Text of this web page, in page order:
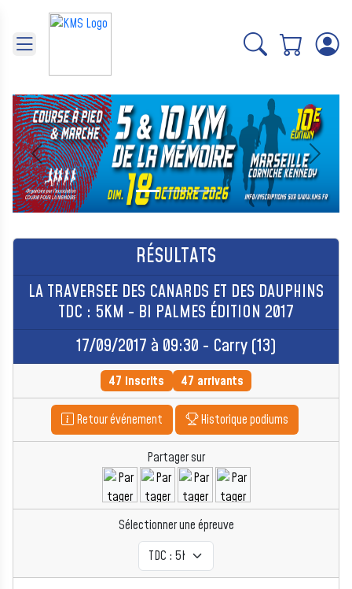
Précédent Suivant
RÉSULTATS
LA TRAVERSEE DES CANARDS ET DES DAUPHINS
TDC : 5KM - BI PALMES ÉDITION 2017
17/09/2017 à 09:30 - Carry (13)
47 inscrits 47 arrivants
Retour événement Historique podiums
Partager sur
Sélectionner une épreuve
Panneau de gestion des cookies